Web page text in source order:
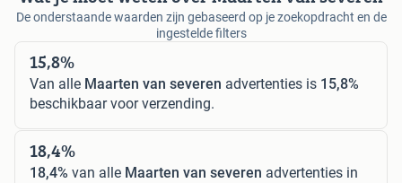
De onderstaande waarden zijn gebaseerd op je zoekopdracht en de
ingestelde filters
15,8%
Van alle Maarten van severen advertenties is 15,8%
beschikbaar voor verzending.
18,4%
18,4% van alle Maarten van severen advertenties in